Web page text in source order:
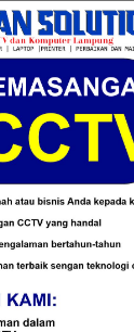
Loncat
ke
konten